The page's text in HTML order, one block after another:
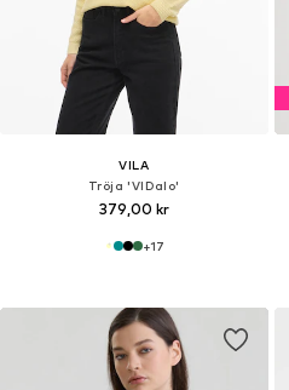
VILA
Tröja 'VIDalo'
379,00 kr
+17